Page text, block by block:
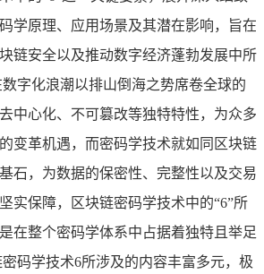
学原理、应用场景及其潜在影响，旨在
链安全以及推动数字经济蓬勃发展中所
字化浪潮以排山倒海之势席卷全球的
中心化、不可篡改等独特特性，为众多
变革机遇，而密码学技术就如同区块链
石，为数据的保密性、完整性以及交易
实保障，区块链密码学技术中的“6”所
在整个密码学体系中占据着独特且举足
码学技术6所涉及的内容丰富多元，极